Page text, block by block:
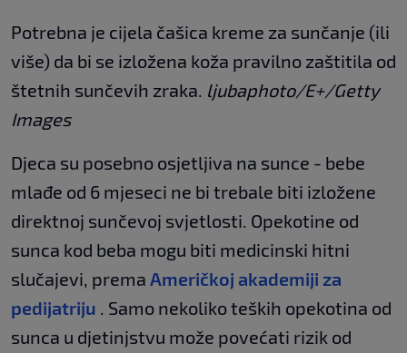
Potrebna je cijela čašica kreme za sunčanje (ili
više) da bi se izložena koža pravilno zaštitila od
štetnih sunčevih zraka. ljubaphoto/E+/Getty
Images
Djeca su posebno osjetljiva na sunce - bebe
mlađe od 6 mjeseci ne bi trebale biti izložene
direktnoj sunčevoj svjetlosti. Opekotine od
sunca kod beba mogu biti medicinski hitni
slučajevi, prema Američkoj akademiji za
pedijatriju . Samo nekoliko teških opekotina od
sunca u djetinjstvu može povećati rizik od